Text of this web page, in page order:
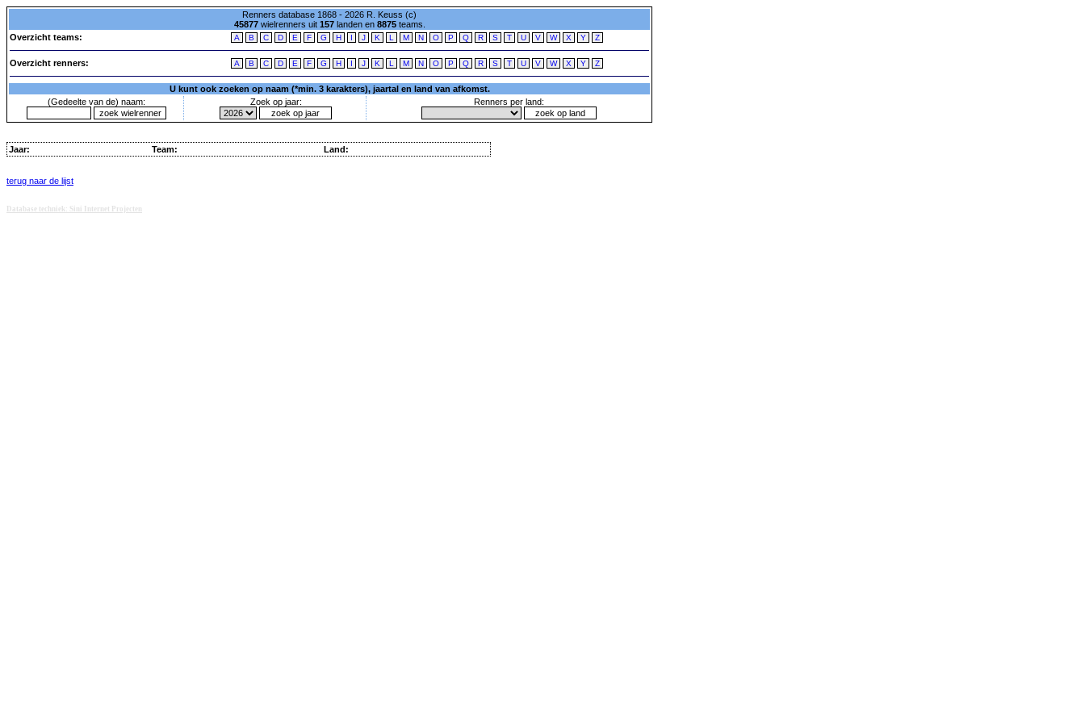
Renners database 1868 - 2026 R. Keuss (c)
45877wielrenners uit 157landen en 8875teams.
Overzicht teams:
A B C D E F G H I J K L M N O P Q R S T U V W X Y Z
Overzicht renners: A B C D E F G H I J K L M N O P Q R S T U V W X Y Z
U kunt ook zoeken op naam (*min. 3 karakters), jaartal en land van afkomst.
(Gedeelte van de) naam:
Zoek op jaar: Renners per land:
Jaar: Team: Land:
terug naar de lijst
Database techniek: Sini Internet Projecten